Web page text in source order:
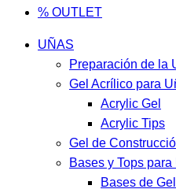
% OUTLET
UÑAS
Preparación de la
Gel Acrílico para
Acrylic Gel
Acrylic Tips
Gel de
Bases y Tops
Bases de Gel